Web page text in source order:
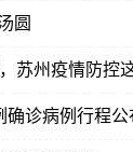
圆
苏州疫情防控
确诊病例行程公